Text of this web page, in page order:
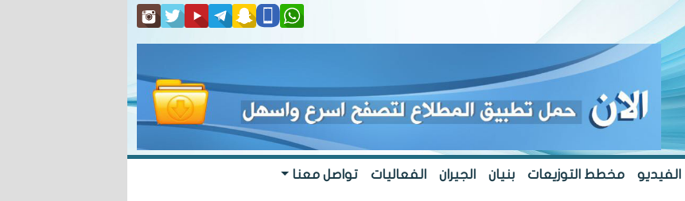
الفيديو مخطط التوزيعات بنيان الجيران الفعاليات تواصل معنا